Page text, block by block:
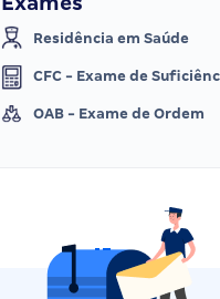
Residência em Saúde
CFC - Exame de
OAB - Exame de Ordem